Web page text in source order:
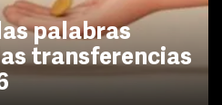
palabras
transferencias